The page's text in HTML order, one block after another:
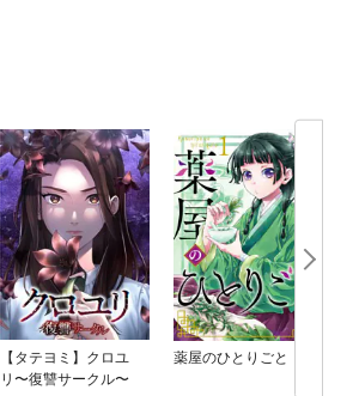
【タテヨミ】クロユ
リ〜復讐サークル〜
薬屋のひとりごと